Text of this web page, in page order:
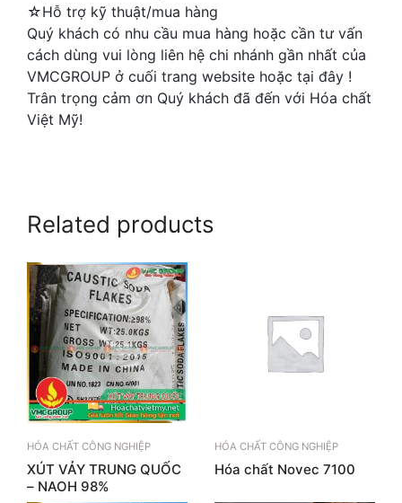
☆Hỗ trợ kỹ thuật/mua hàng
Quý khách có nhu cầu mua hàng hoặc cần tư vấn
cách dùng vui lòng liên hệ chi nhánh gần nhất của
VMCGROUP ở cuối trang website hoặc tại đây !
Trân trọng cảm ơn Quý khách đã đến với Hóa chất
Việt Mỹ!
Related products
HÓA CHẤT CÔNG NGHIỆP
XÚT VẢY TRUNG QUỐC
– NAOH 98%
HÓA CHẤT CÔNG NGHIỆP
Hóa chất Novec 7100